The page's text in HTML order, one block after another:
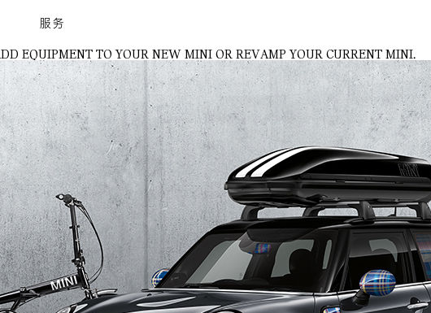
服务
EQUIPMENT TO YOUR NEW MINI OR REVAMP YOUR CURRENT MINI.